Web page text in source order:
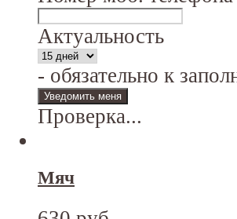
Актуальность
- обязательно к
Проверка...
Мяч